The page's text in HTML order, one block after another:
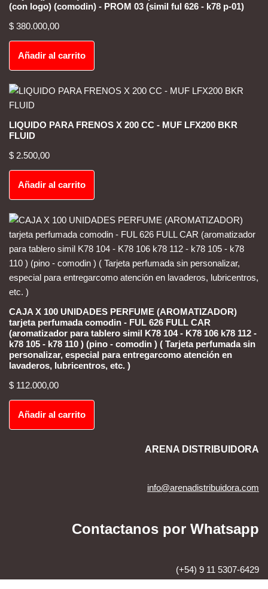
(con logo) (comodin) - PROM 03 (simil ful 626 - k78 p-01)
$ 380.000,00
Añadir al carrito
LIQUIDO PARA FRENOS X 200 CC - MUF LFX200 BKR
FLUID
$ 2.500,00
Añadir al carrito
CAJA X 100 UNIDADES PERFUME (AROMATIZADOR)
tarjeta perfumada comodin - FUL 626 FULL CAR
(aromatizador para tablero simil K78 104 - K78 106 k78 112 -
k78 105 - k78 110 ) (pino - comodin ) ( Tarjeta perfumada sin
personalizar, especial para entregarcomo atención en
lavaderos, lubricentros, etc. )
$ 112.000,00
Añadir al carrito
ARENA DISTRIBUIDORA
info@arenadistribuidora.com
Contactanos por Whatsapp
(+54) 9 11 5307-6429